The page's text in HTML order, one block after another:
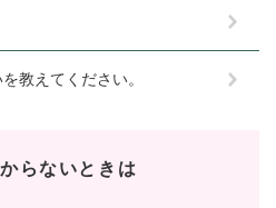
教えてください。
らないときは